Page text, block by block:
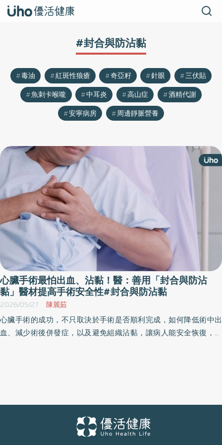
#封合與防沾黏
毒油 紅斑性狼瘡 奇亞籽 針眼
三伏貼
魚刺卡喉嚨
中耳炎 高山症
酒精代謝
安寧病房
周邊靜脈營養
心臟手術最怕出血、沾黏！醫：善用「封合與防沾
黏」醫材提高手術安全性#封合與防沾黏
2026/05/27 陳麗茹
心臟手術的成功，不只取決於手術是否順利完成，如何降低術中出
血、減少術後併發症，以及避免組織沾黏，讓病人能安全恢復，並
是「開刀本身」，但對外科醫師來說，真正的挑戰還有「止血」。
郭景源醫師解釋，心臟與大動脈手術本身就屬於高出血風險手術，